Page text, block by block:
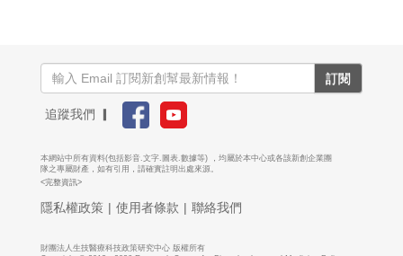
訂閱
追蹤我們 ▎
本網站中所有資料(包括影音.文字.圖表.數據等) ，均屬於本中心或各該新創企業團
隊之專屬財產，如有引用，請確實註明出處來源。
<完整資訊>
隱私權政策 | 使用者條款 | 聯絡我們
財團法人生技醫療科技政策研究中心 版權所有